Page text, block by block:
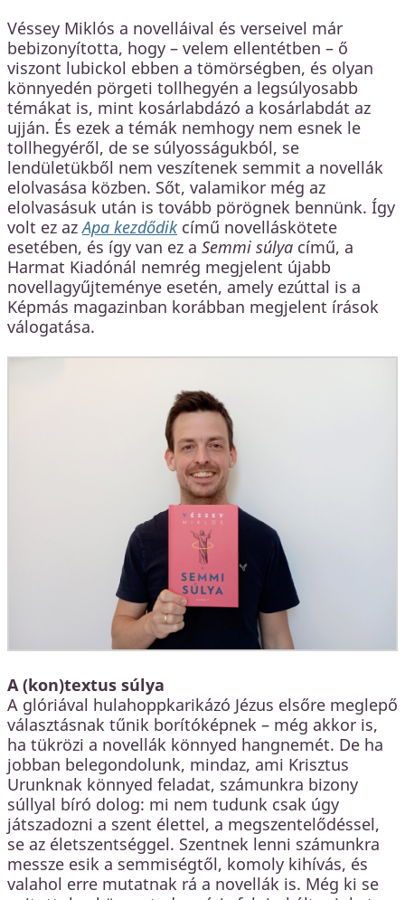
Véssey Miklós a novelláival és verseivel már
bebizonyította, hogy – velem ellentétben – ő
viszont lubickol ebben a tömörségben, és olyan
könnyedén pörgeti tollhegyén a legsúlyosabb
témákat is, mint kosárlabdázó a kosárlabdát az
ujján. És ezek a témák nemhogy nem esnek le
tollhegyéről, de se súlyosságukból, se
lendületükből nem veszítenek semmit a novellák
elolvasása közben. Sőt, valamikor még az
elolvasásuk után is tovább pörögnek bennünk. Így
volt ez azApa kezdődik című novelláskötete
esetében, és így van ez a Semmi súlya című, a
Harmat Kiadónál nemrég megjelent újabb
novellagyűjteménye esetén, amely ezúttal is a
Képmás magazinban korábban megjelent írások
válogatása.
A (kon)textus súlya
A glóriával hulahoppkarikázó Jézus elsőre meglepő
választásnak tűnik borítóképnek – még akkor is,
ha tükrözi a novellák könnyed hangnemét. De ha
jobban belegondolunk, mindaz, ami Krisztus
Urunknak könnyed feladat, számunkra bizony
súllyal bíró dolog: mi nem tudunk csak úgy
játszadozni a szent élettel, a megszentelődéssel,
se az életszentséggel. Szentnek lenni számunkra
messze esik a semmiségtől, komoly kihívás, és
valahol erre mutatnak rá a novellák is. Még ki se